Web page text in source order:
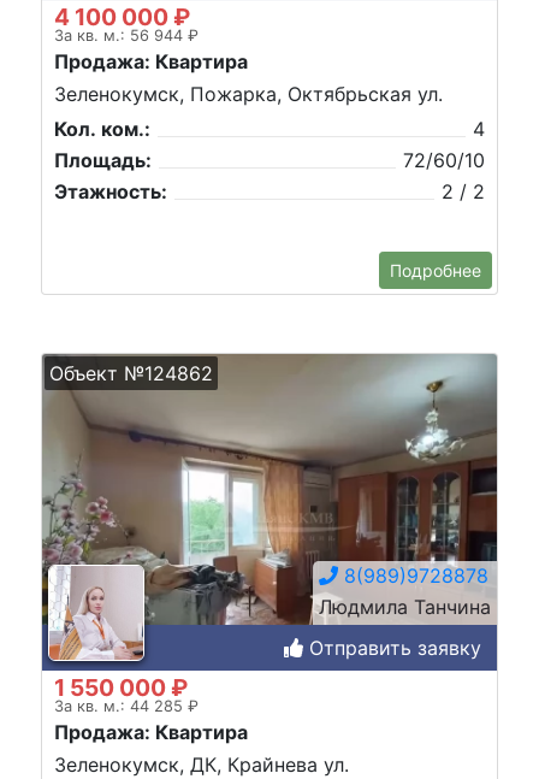
4 100 000 ₽
За кв. м.: 56 944 ₽
Продажа: Квартира
Зеленокумск, Пожарка, Октябрьская ул.
Кол. ком.:
4
Площадь:
72/60/10
Этажность:
2 / 2
Подробнее
Объект №124862
8(989)9728878
Людмила Танчина
Отправить заявку
1 550 000 ₽
За кв. м.: 44 285 ₽
Продажа: Квартира
Зеленокумск, ДК, Крайнева ул.